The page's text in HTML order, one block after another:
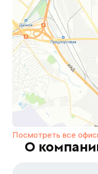
Посмотреть все
О